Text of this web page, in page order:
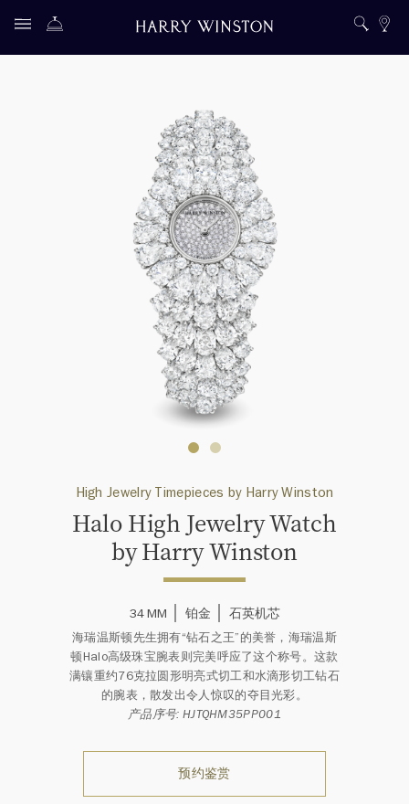
High Jewelry Timepieces by Harry Winston
Halo High Jewelry Watch
by Harry Winston
34 MM 铂金 石英机芯
海瑞温斯顿先生拥有“钻石之王”的美誉，海瑞温斯
顿Halo高级珠宝腕表则完美呼应了这个称号。这款
满镶重约76克拉圆形明亮式切工和水滴形切工钻石
的腕表，散发出令人惊叹的夺目光彩。
产品序号: HJTQHM35PP001
预约鉴赏